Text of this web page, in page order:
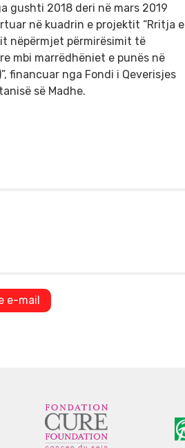
gushti 2018 deri në mars 2019
në kuadrin e projektit “Rritja e
nëpërmjet përmirësimit të
mbi marrëdhëniet e punës në
financuar nga Fondi i Qeverisjes
së Madhe.
e-mail